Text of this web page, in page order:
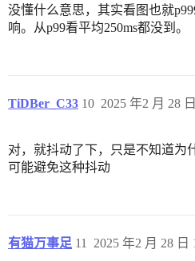
没懂什么意思，其实看图也就
响。从p99看平均250ms都没到。
TiDBer_C33 2025 年2 月 28
10
对，就抖动了下，只是不知道为
可能避免这种抖动
有猫万事足 2025 年2 月 28 日
11